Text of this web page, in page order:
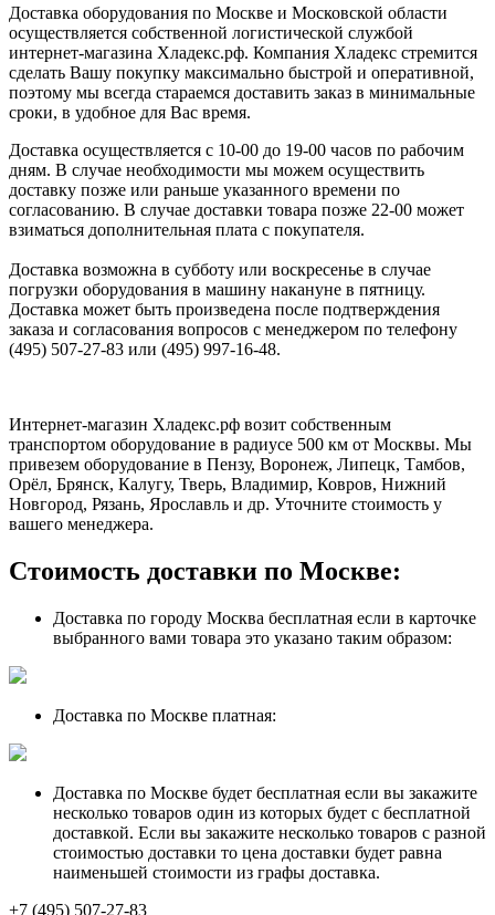
Доставка оборудования по Москве и Московской области
осуществляется собственной логистической службой
интернет-магазина Хладекс.рф. Компания Хладекс стремится
сделать Вашу покупку максимально быстрой и оперативной,
поэтому мы всегда стараемся доставить заказ в минимальные
сроки, в удобное для Вас время.
Доставка осуществляется с 10-00 до 19-00 часов по рабочим
дням. В случае необходимости мы можем осуществить
доставку позже или раньше указанного времени по
согласованию. В случае доставки товара позже 22-00 может
взиматься дополнительная плата с покупателя.
Доставка возможна в субботу или воскресенье в случае
погрузки оборудования в машину накануне в пятницу.
Доставка может быть произведена после подтверждения
заказа и согласования вопросов с менеджером по телефону
(495) 507-27-83 или (495) 997-16-48.
Интернет-магазин Хладекс.рф возит собственным
транспортом оборудование в радиусе 500 км от Москвы. Мы
привезем оборудование в Пензу, Воронеж, Липецк, Тамбов,
Орёл, Брянск, Калугу, Тверь, Владимир, Ковров, Нижний
Новгород, Рязань, Ярославль и др. Уточните стоимость у
вашего менеджера.
Стоимость доставки по Москве:
Доставка по городу Москва бесплатная если в карточке
выбранного вами товара это указано таким образом:
Доставка по Москве платная:
Доставка по Москве будет бесплатная если вы закажите
несколько товаров один из которых будет с бесплатной
доставкой. Если вы закажите несколько товаров с разной
стоимостью доставки то цена доставки будет равна
наименьшей стоимости из графы доставка.
+7 (495) 507-27-83